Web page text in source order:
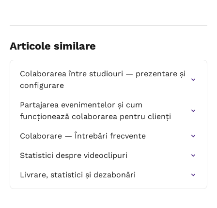
Articole similare
Colaborarea între studiouri — prezentare și
configurare
Partajarea evenimentelor și cum
funcționează colaborarea pentru clienți
Colaborare — Întrebări frecvente
Statistici despre videoclipuri
Livrare, statistici și dezabonări